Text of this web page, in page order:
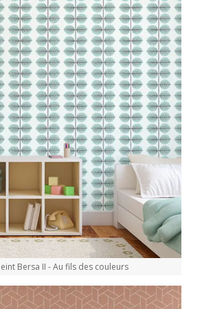
Bersa II - Au fils des couleurs